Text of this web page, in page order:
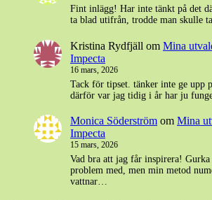
Fint inlägg! Har inte tänkt på det
ta blad utifrån, trodde man skulle
Kristina Rydfjäll om Mina
Impecta
16 mars, 2026
Tack för tipset. tänker inte ge upp
därför var jag tidig i år har ju
Monica Söderström om Mina
Impecta
15 mars, 2026
Vad bra att jag får inspirera!
problem med, men min metod
vattnar…